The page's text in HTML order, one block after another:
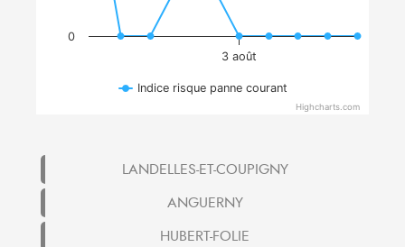
3 août
0
Indice risque panne courant
Highcharts.com
LANDELLES-ET-COUPIGNY
ANGUERNY
HUBERT-FOLIE